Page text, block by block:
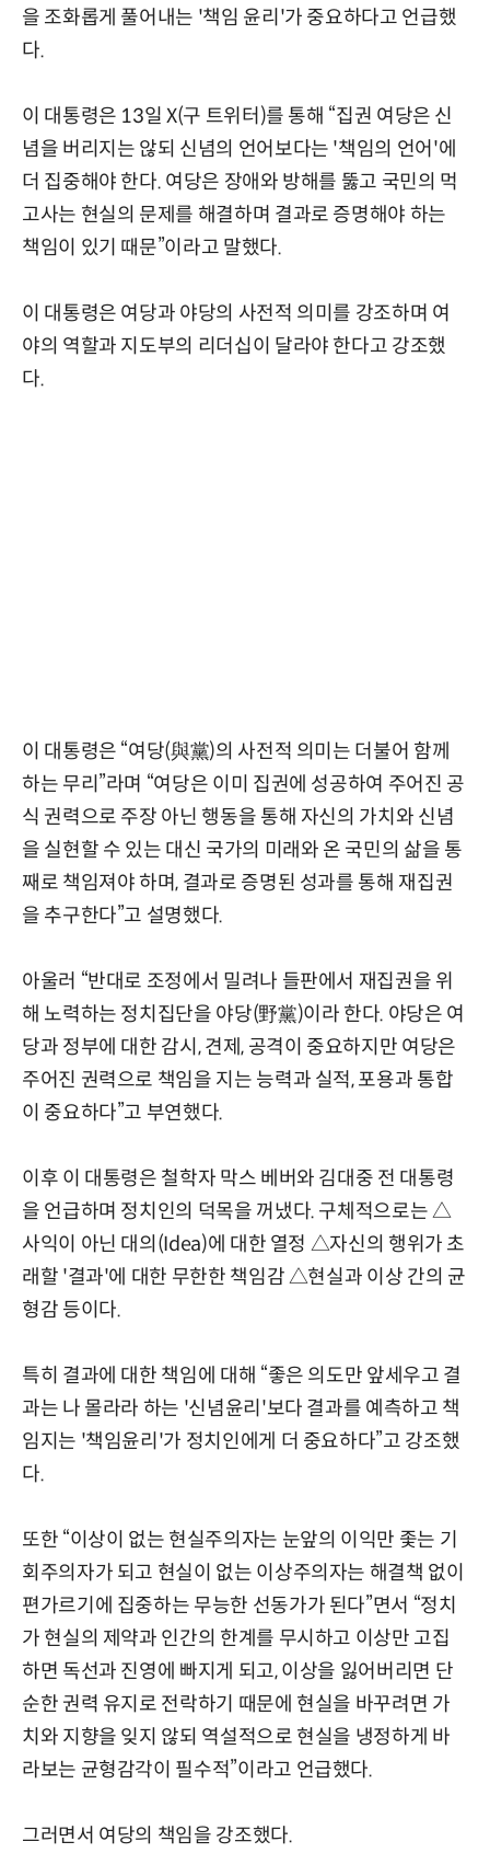
을 조화롭게 풀어내는 '책임 윤리'가 중요하다고 언급했
다.
이 대통령은 13일 X(구 트위터)를 통해 “집권 여당은 신
념을 버리지는 않되 신념의 언어보다는 '책임의 언어'에
더 집중해야 한다. 여당은 장애와 방해를 뚫고 국민의 먹
고사는 현실의 문제를 해결하며 결과로 증명해야 하는
책임이 있기 때문”이라고 말했다.
이 대통령은 여당과 야당의 사전적 의미를 강조하며 여
야의 역할과 지도부의 리더십이 달라야 한다고 강조했
다.
이 대통령은 “여당(與黨)의 사전적 의미는 더불어 함께
하는 무리”라며 “여당은 이미 집권에 성공하여 주어진 공
식 권력으로 주장 아닌 행동을 통해 자신의 가치와 신념
을 실현할 수 있는 대신 국가의 미래와 온 국민의 삶을 통
째로 책임져야 하며, 결과로 증명된 성과를 통해 재집권
을 추구한다”고 설명했다.
아울러 “반대로 조정에서 밀려나 들판에서 재집권을 위
해 노력하는 정치집단을 야당(野黨)이라 한다. 야당은 여
당과 정부에 대한 감시, 견제, 공격이 중요하지만 여당은
주어진 권력으로 책임을 지는 능력과 실적, 포용과 통합
이 중요하다”고 부연했다.
이후 이 대통령은 철학자 막스 베버와 김대중 전 대통령
을 언급하며 정치인의 덕목을 꺼냈다. 구체적으로는 △
사익이 아닌 대의(Idea)에 대한 열정 △자신의 행위가 초
래할 '결과'에 대한 무한한 책임감 △현실과 이상 간의 균
형감 등이다.
특히 결과에 대한 책임에 대해 “좋은 의도만 앞세우고 결
과는 나 몰라라 하는 '신념윤리'보다 결과를 예측하고 책
임지는 '책임윤리'가 정치인에게 더 중요하다”고 강조했
다.
또한 “이상이 없는 현실주의자는 눈앞의 이익만 좇는 기
회주의자가 되고 현실이 없는 이상주의자는 해결책 없이
편가르기에 집중하는 무능한 선동가가 된다”면서 “정치
가 현실의 제약과 인간의 한계를 무시하고 이상만 고집
하면 독선과 진영에 빠지게 되고, 이상을 잃어버리면 단
순한 권력 유지로 전락하기 때문에 현실을 바꾸려면 가
치와 지향을 잊지 않되 역설적으로 현실을 냉정하게 바
라보는 균형감각이 필수적”이라고 언급했다.
그러면서 여당의 책임을 강조했다.